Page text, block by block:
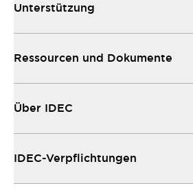
Unterstützung
Ressourcen und Dokumente
Über IDEC
IDEC-Verpflichtungen